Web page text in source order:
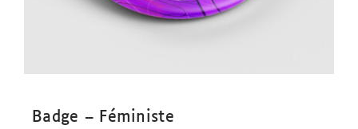
Badge – Féministe